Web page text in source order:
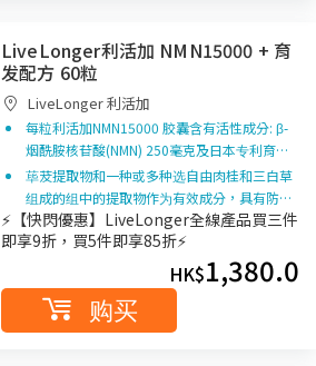
LiveLonger利活加 NMN15000 + 育
发配方 60粒
LiveLonger 利活加
每粒利活加NMN15000 胶囊含有活性成分: β-
烟酰胺核苷酸(NMN) 250毫克及日本专利育…
荜茇提取物和一种或多种选自由肉桂和三白草
组成的组中的提取物作为有效成分，具有防…
⚡【快閃優惠】LiveLonger全線產品買三件
即享9折，買5件即享85折⚡
HK$1,380.0
购买